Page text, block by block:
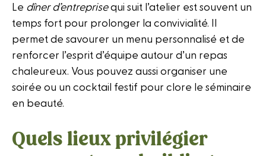
Le dîner d’entreprisequi suit l’atelier est souvent un
temps fort pour prolonger la convivialité. Il
permet de savourer un menu personnalisé et de
renforcer l’esprit d’équipe autour d’un repas
chaleureux. Vous pouvez aussi organiser une
soirée ou un cocktail festif pour clore le séminaire
en beauté.
Quels lieux privilégier